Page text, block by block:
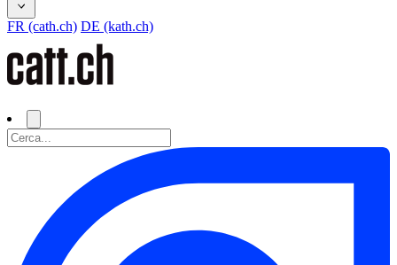
FR (cath.ch) DE (kath.ch)